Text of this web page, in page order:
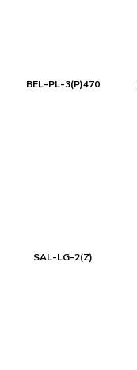
BEL-PL-3(P)470
SAL-LG-2(Z)